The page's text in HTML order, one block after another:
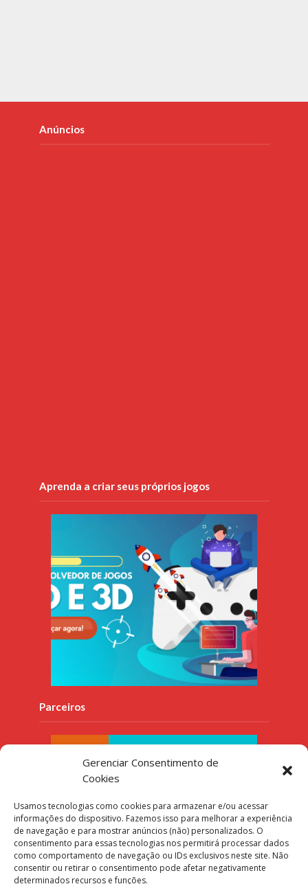
Gerenciar Consentimento de
Cookies
Usamos tecnologias como cookies para armazenar e/ou acessar
informações do dispositivo. Fazemos isso para melhorar a experiência
de navegação e para mostrar anúncios (não) personalizados. O
consentimento para essas tecnologias nos permitirá processar dados
como comportamento de navegação ou IDs exclusivos neste site. Não
consentir ou retirar o consentimento pode afetar negativamente
determinados recursos e funções.
Anúncios
Aprenda a criar seus próprios jogos
Parceiros